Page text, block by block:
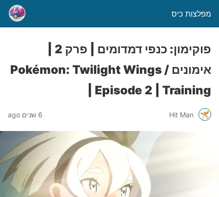
מפלצות כיס
אימונים / Pokémon: Twilight Wings
| Episode 2 | Training
Hit Man 6 שנים ago